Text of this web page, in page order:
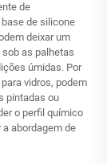
de
de silicone
deixar um
as palhetas
úmidas. Por
vidros, podem
pintadas ou
o perfil químico
abordagem de